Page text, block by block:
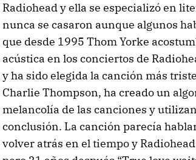
Radiohead y ella se especializó en
nunca se casaron aunque algunos
que desde 1995 Thom Yorke
acústica en los conciertos de
y ha sido elegida la canción más
Charlie Thompson, ha creado un
melancolía de las canciones y
conclusión. La canción parecía
volver atrás en el tiempo y